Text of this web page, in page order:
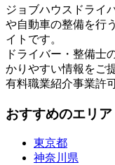
ジョブハウスドライ
や自動車の整備を行
イトです。
ドライバー・整備士
かりやすい情報をご
有料職業紹介事業許
おすすめのエリア
東京都
神奈川県